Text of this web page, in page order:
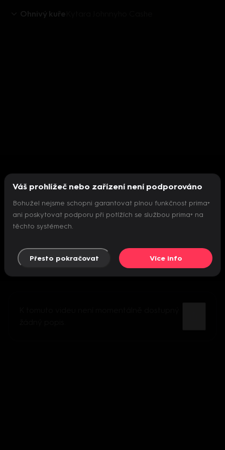
Ohnivý kuře
Nepodařilo se inicializovat přehrávač
Váš prohlížeč nebo zařízení není podporováno
Bohužel nejsme schopni garantovat plnou funkčnost prima+
ani poskytovat podporu při potížích se službou prima+ na
těchto systémech.
Přesto pokračovat Více info